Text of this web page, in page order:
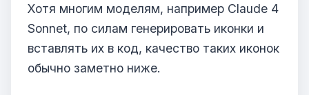
Хотя многим моделям, например Claude 4
Sonnet, по силам генерировать иконки и
вставлять их в код, качество таких иконок
обычно заметно ниже.